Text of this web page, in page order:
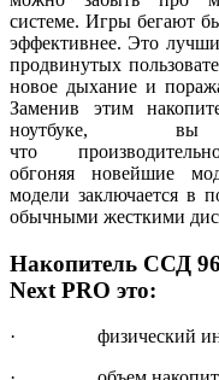
системе. Игры бегают
эффективнее. Это
продвинутых
новое дыхание и
Заменив этим
ноутбуке, вы
что
обгоняя новейшие
модели заключается в
обычными жесткими
Накопитель ССД
Next PRO это:
· физический